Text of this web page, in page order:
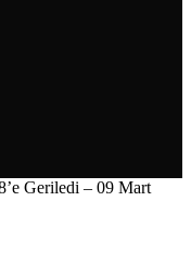
Geriledi – 09 Mart